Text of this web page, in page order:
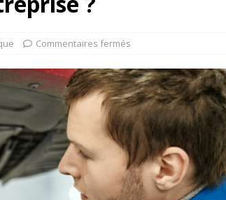
Commentaires fermés